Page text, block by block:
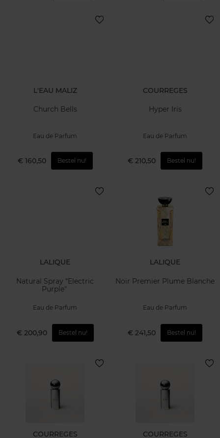
L'EAU MALIZ
Church Bells
Eau de Parfum
€ 160,50 Bestel nu!
COURREGES
Hyper Iris
Eau de Parfum
€ 210,50 Bestel nu!
LALIQUE
Natural Spray "Electric
Purple"
Eau de Parfum
€ 200,90 Bestel nu!
LALIQUE
Noir Premier Plume Blanche
Eau de Parfum
€ 241,50 Bestel nu!
COURREGES COURREGES